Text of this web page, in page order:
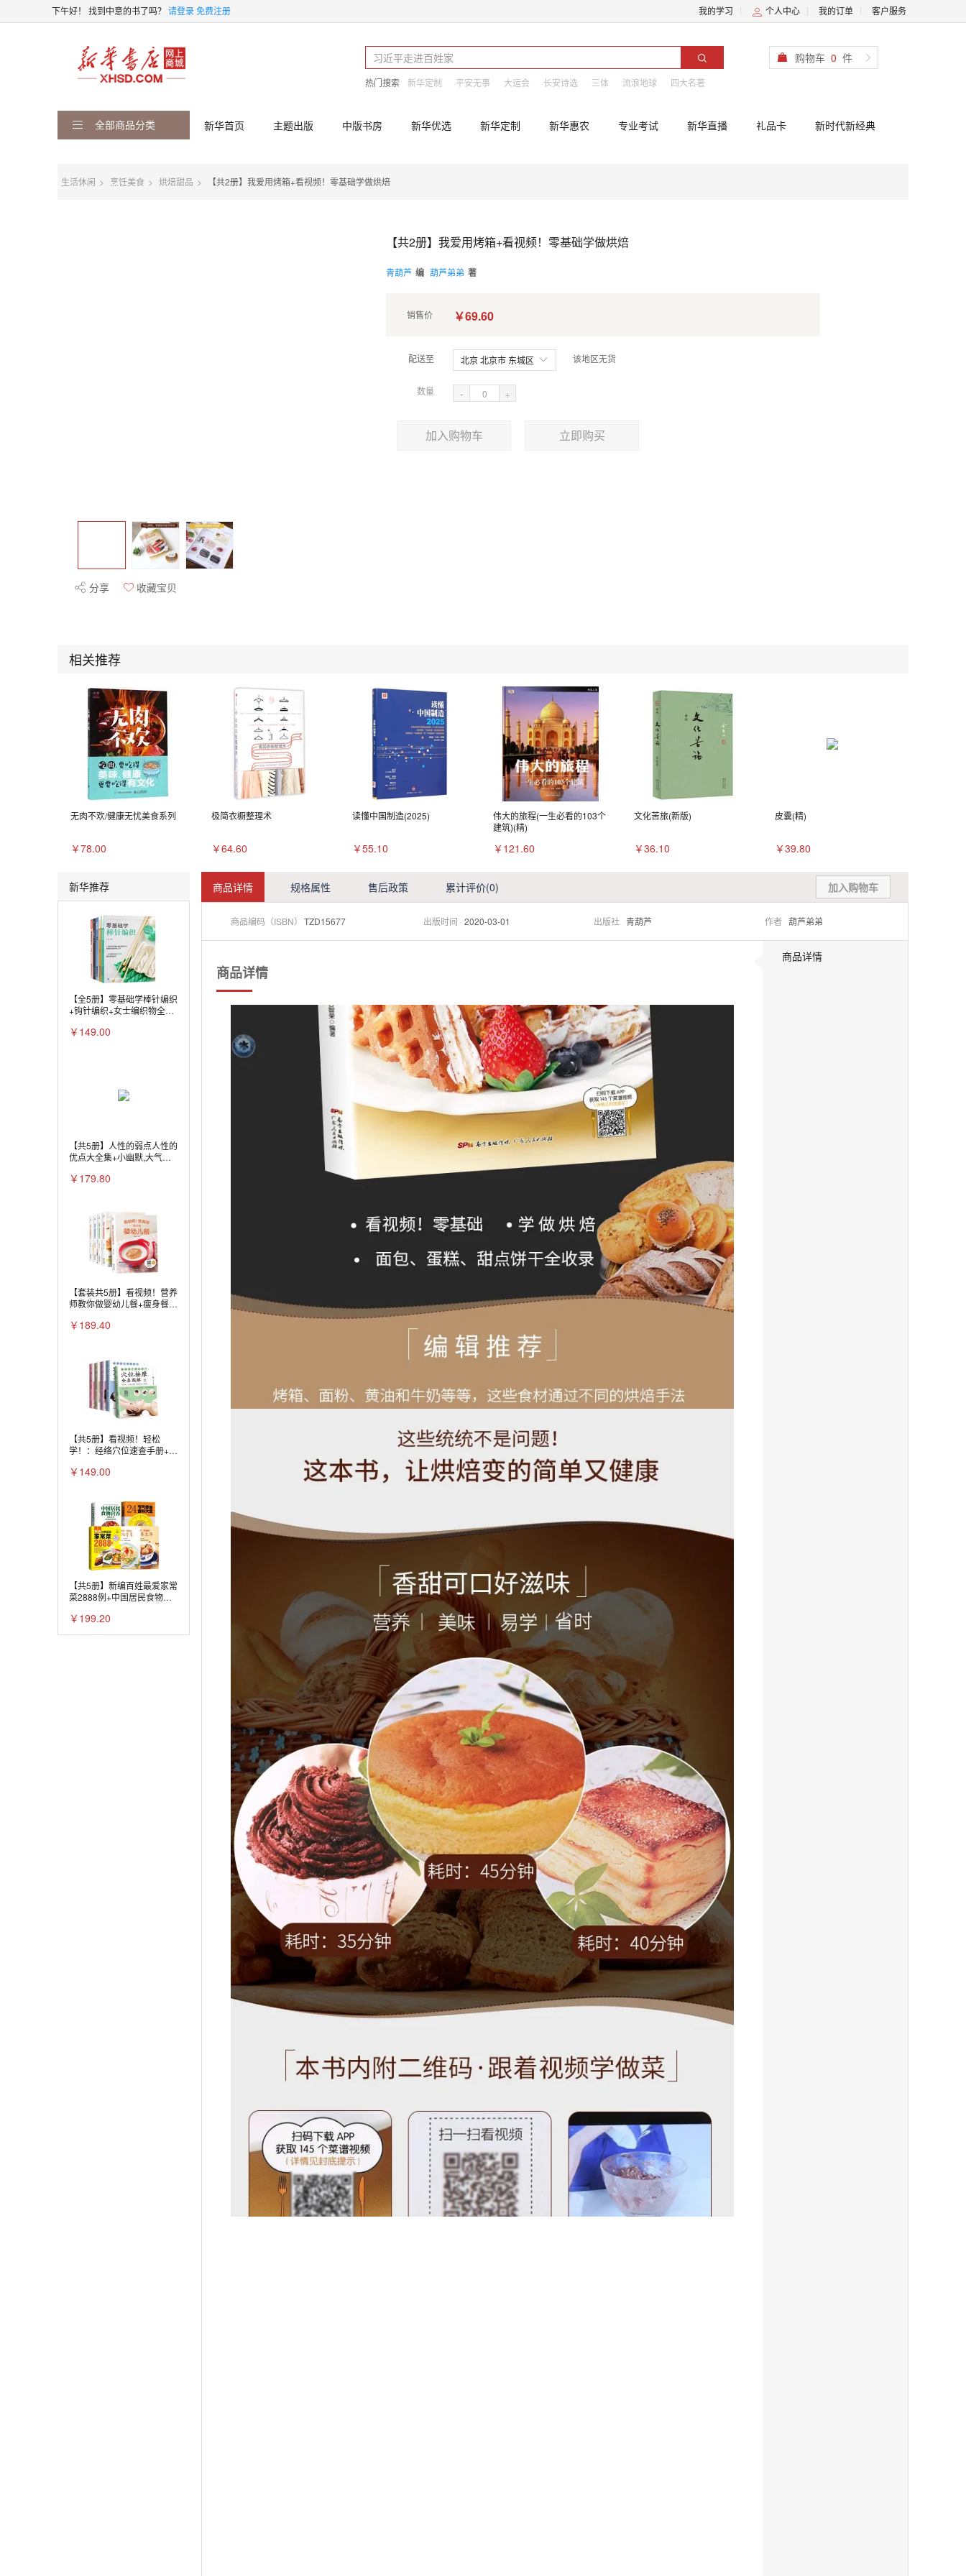
下午好！ 找到中意的书了吗？ 请登录免费注册 我的学习 个人中心 我的订单 客户服务
热门搜索 新华定制 平安无事 大运会 长安诗选 三体 流浪地球 四大名著
购物车 0 件
全部商品分类 新华首页 主题出版 中版书房 新华优选 新华定制 新华惠农 专业考试 新华直播 礼品卡 新时代新经典
生活休闲 烹饪美食 烘焙甜品 【共2册】我爱用烤箱+看视频！零基础学做烘焙
分享 收藏宝贝
【共2册】我爱用烤箱+看视频！零基础学做烘焙
青葫芦 编 葫芦弟弟 著
销售价 ￥69.60
配送至 北京 北京市 东城区 该地区无货
数量 - +
加入购物车 立即购买
相关推荐
无肉不欢/健康无忧美食系列
￥78.00
极简衣橱整理术
￥64.60
读懂中国制造(2025)
￥55.10
伟大的旅程(一生必看的103个
建筑)(精)
￥121.60
文化苦旅(新版)
￥36.10
皮囊(精)
￥39.80
新华推荐
【全5册】零基础学棒针编织
+钩针编织+女士编织物全集
织大全
￥149.00
【共5册】人性的弱点人性的
优点大全集+小幽默,大气
+自愈力+乌合之众+自卑与
￥179.80
【套装共5册】看视频！营养
师教你做婴幼儿餐+瘦身餐
￥189.40
【共5册】看视频！轻松
学！：经络穴位速查手册+穴
真图解+穴位拔罐全真图解
￥149.00
【共5册】新编百姓最爱家常
菜2888例+中国居民食物营
补大全+看视频！零基础学做
￥199.20
商品详情 规格属性 售后政策 累计评价(0) 加入购物车
商品编码（ISBN） TZD15677 出版时间 2020-03-01 出版社 青葫芦 作者 葫芦弟弟
商品详情
商品详情